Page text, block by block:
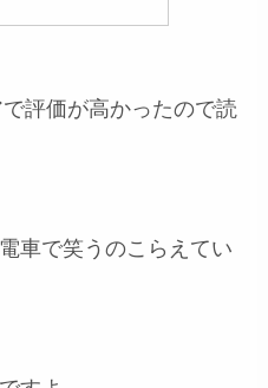
評価が高かったので読
車で笑うのこらえてい